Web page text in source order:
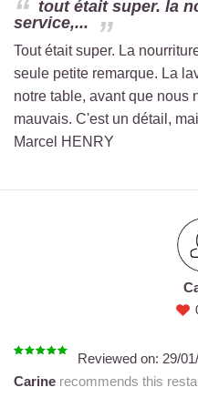
tout était super. la
service,...
Tout était super. La
seule petite remarque. La
notre table, avant que nous
mauvais. C'est un détail,
Marcel HENRY
Reviewed on: 29/
Carine recommends this